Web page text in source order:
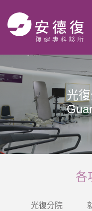
光
各
光復分院